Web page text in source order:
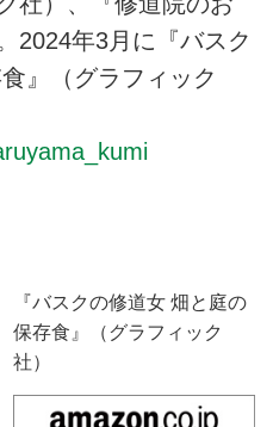
2024年3月に『バスク
』（グラフィック
『バスクの修道女 畑と庭の
保存食』（グラフィック
社）